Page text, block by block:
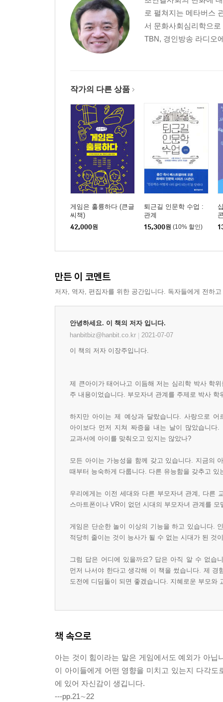
로 펼쳐지는 메타버스
서 문화사회심리학으
TBN, 경인방송 라디오
작가의 다른 상품
게임은 훌륭하다 (큰글
씨책)
42,000원
퇴근길 인문학 수업 :
관계
15,300원 (10% 할인)
만든 이 코멘트
저자, 역자, 편집자를 위한 공간입니다. 독자들에게 전하
안녕하세요. 이 책의 저자 입니다.
hanbitbiz@hanbit.co.kr
2021-07-07
이 책의 저자 이장주입니다.
제 큰아이가 태어나고 이듬해 저는 심리학 박사 학
주 내용이었습니다. 부모자녀 관계를 주제로 박사
하지만 아이는 제 예상과 달랐습니다. 사랑으로
아이보다 먼저 지쳐 짜증을 내는 날이 많았습니
교과서에 아이를 맞춰오고 있지는 않았나?
모든 아이는 가능성을 함께 갖고 있습니다. 지금의
때부터 능숙하게 다룹니다. 다른 유능함을 갖추고
우리에게는 이전 세대와 다른 부모자녀 관계, 다른
스마트폰이나 VR이 없던 시대의 부모자녀 관계를
게임은 단순한 놀이 이상의 기능을 하고 있습니다.
적당히 줄이는 것이 능사가 될 수 없는 시대가 된 것
그럼 답은 어디에 있을까요? 답은 아직 알 수 없습
먼저 나서야 한다고 생각해 이 책을 썼습니다. 제
도전에 디딤돌이 되면 좋겠습니다. 지혜로운 부모와
책 속으로
아는 것이 힘이라는 말은 게임에서도 예외가 아
이 아이들에게 어떤 영향을 미치고 있는지 다각
에 있어 자신감이 생깁니다.
---pp.21∼22